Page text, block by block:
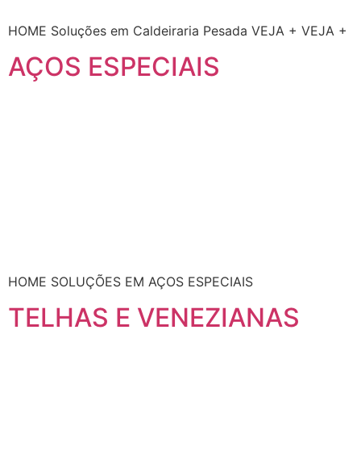
HOME Soluções em Caldeiraria Pesada VEJA + VEJA +
AÇOS ESPECIAIS
HOME SOLUÇÕES EM AÇOS ESPECIAIS
TELHAS E VENEZIANAS